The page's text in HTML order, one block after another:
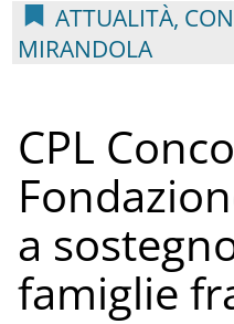
ATTUALITÀ,
MIRANDOLA
CPL
a
famiglie